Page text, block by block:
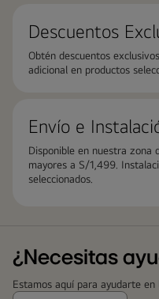
Descuentos
Obtén descuentos
adicional en productos
Envío e
Disponible en nuestra zona
mayores a S/1,499.
seleccionados.
¿Necesitas
Estamos aquí para ayudarte en